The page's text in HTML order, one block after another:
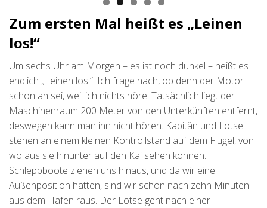
Zum ersten Mal heißt es „Leinen
los!“
Um sechs Uhr am Morgen – es ist noch dunkel – heißt es
endlich „Leinen los!“. Ich frage nach, ob denn der Motor
schon an sei, weil ich nichts höre. Tatsächlich liegt der
Maschinenraum 200 Meter von den Unterkünften entfernt,
deswegen kann man ihn nicht hören. Kapitän und Lotse
stehen an einem kleinen Kontrollstand auf dem Flügel, von
wo aus sie hinunter auf den Kai sehen können.
Schleppboote ziehen uns hinaus, und da wir eine
Außenposition hatten, sind wir schon nach zehn Minuten
aus dem Hafen raus. Der Lotse geht nach einer